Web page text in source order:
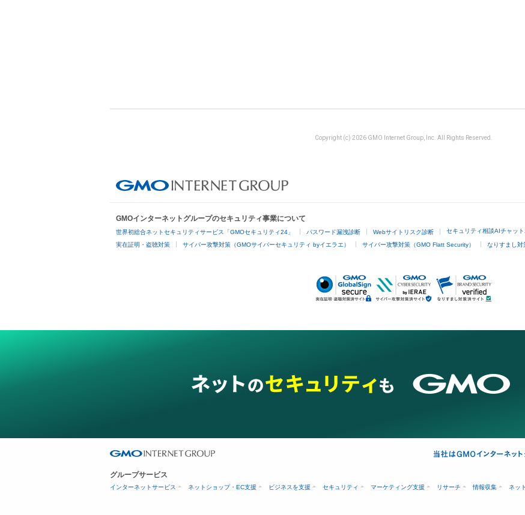
Copyright (c) 2026 GMO Internet Group, Inc. All Rights Reserved.
GMOインターネットグループのセキュリティ事業について
世界初総合ネットセキュリティサービス「GMOセキュリティ24」 パスワード漏洩診断 Webサイトリスク診断 セキュリティ相談AIチャット
実在証明・盗聴対策 サイバー攻撃対策（GMOサイバーセキュリティ byイエラエ） サイバー攻撃対策（GMO Flatt Security） なりすまし対
グループサービス
インターネットサービス ネットショップ・EC支援 ビジネスを支援 セキュリティ マーケティング支援 リサーチ 情報収集 ネッ